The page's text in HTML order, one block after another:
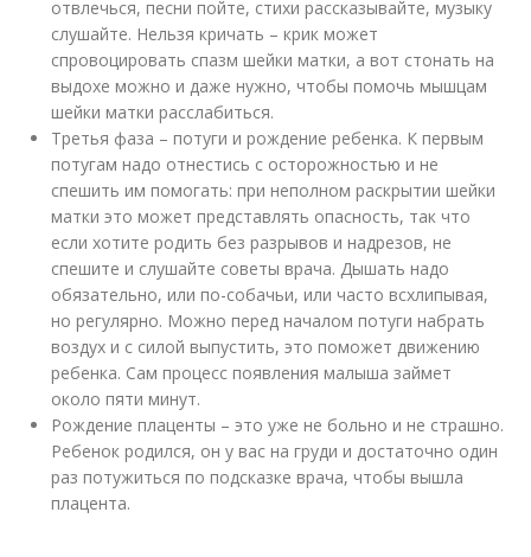
отвлечься, песни пойте, стихи рассказывайте, музыку
слушайте. Нельзя кричать – крик может
спровоцировать спазм шейки матки, а вот стонать на
выдохе можно и даже нужно, чтобы помочь мышцам
шейки матки расслабиться.
Третья фаза – потуги и рождение ребенка. К первым
потугам надо отнестись с осторожностью и не
спешить им помогать: при неполном раскрытии шейки
матки это может представлять опасность, так что
если хотите родить без разрывов и надрезов, не
спешите и слушайте советы врача. Дышать надо
обязательно, или по-собачьи, или часто всхлипывая,
но регулярно. Можно перед началом потуги набрать
воздух и с силой выпустить, это поможет движению
ребенка. Сам процесс появления малыша займет
около пяти минут.
Рождение плаценты – это уже не больно и не страшно.
Ребенок родился, он у вас на груди и достаточно один
раз потужиться по подсказке врача, чтобы вышла
плацента.